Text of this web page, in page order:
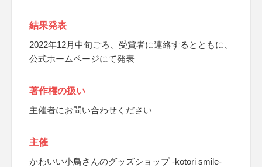
結果発表
2022年12月中旬ごろ、受賞者に連絡するとともに、
公式ホームページにて発表
著作権の扱い
主催者にお問い合わせください
主催
かわいい小鳥さんのグッズショップ -kotori smile-